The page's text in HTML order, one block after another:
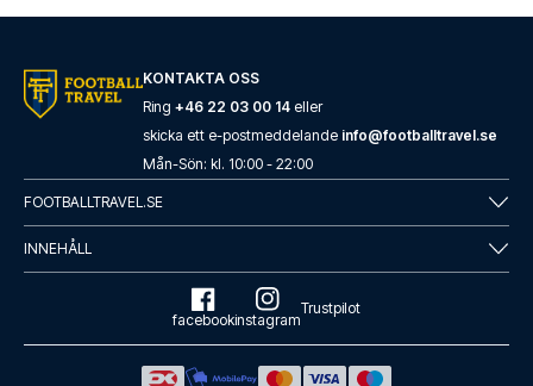
KONTAKTA OSS
Ring +46 22 03 00 14 eller
skicka ett e-postmeddelande info@footballtravel.se
Mån-Sön: kl. 10:00 - 22:00
FOOTBALLTRAVEL.SE
INNEHÅLL
facebookinstagram
Trustpilot